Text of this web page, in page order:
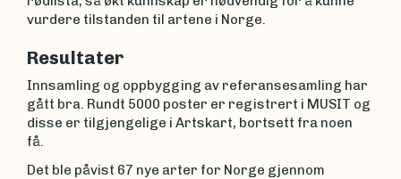
vurdere tilstanden til artene i Norge.
Resultater
Innsamling og oppbygging av referansesamling har
gått bra. Rundt 5000 poster er registrert i MUSIT og
disse er tilgjengelige i Artskart, bortsett fra noen
få.
Det ble påvist 67 nye arter for Norge gjennom